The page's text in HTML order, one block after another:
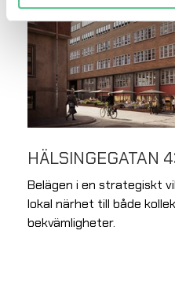
HÄLSINGEGATAN
Belägen i en strategiskt
lokal närhet till både
bekvämligheter.